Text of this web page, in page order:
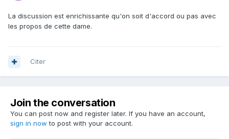
La discussion est enrichissante qu'on soit d'accord ou pas avec
les propos de cette dame.
Citer
Join the conversation
You can post now and register later. If you have an account,
sign in now to post with your account.